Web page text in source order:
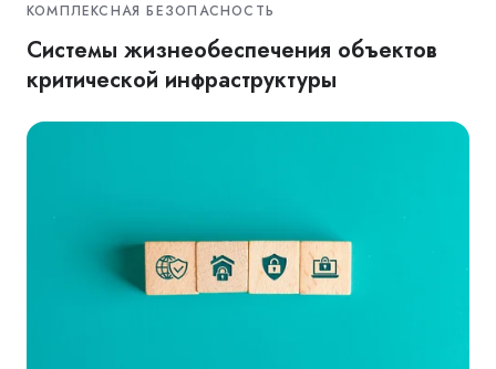
КОМПЛЕКСНАЯ БЕЗОПАСНОСТЬ
Системы жизнеобеспечения объектов
критической инфраструктуры